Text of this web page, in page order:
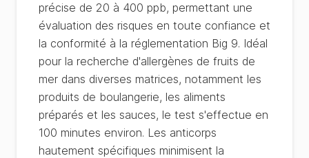
précise de 20 à 400 ppb, permettant une
évaluation des risques en toute confiance et
la conformité à la réglementation Big 9. Idéal
pour la recherche d'allergènes de fruits de
mer dans diverses matrices, notamment les
produits de boulangerie, les aliments
préparés et les sauces, le test s'effectue en
100 minutes environ. Les anticorps
hautement spécifiques minimisent la